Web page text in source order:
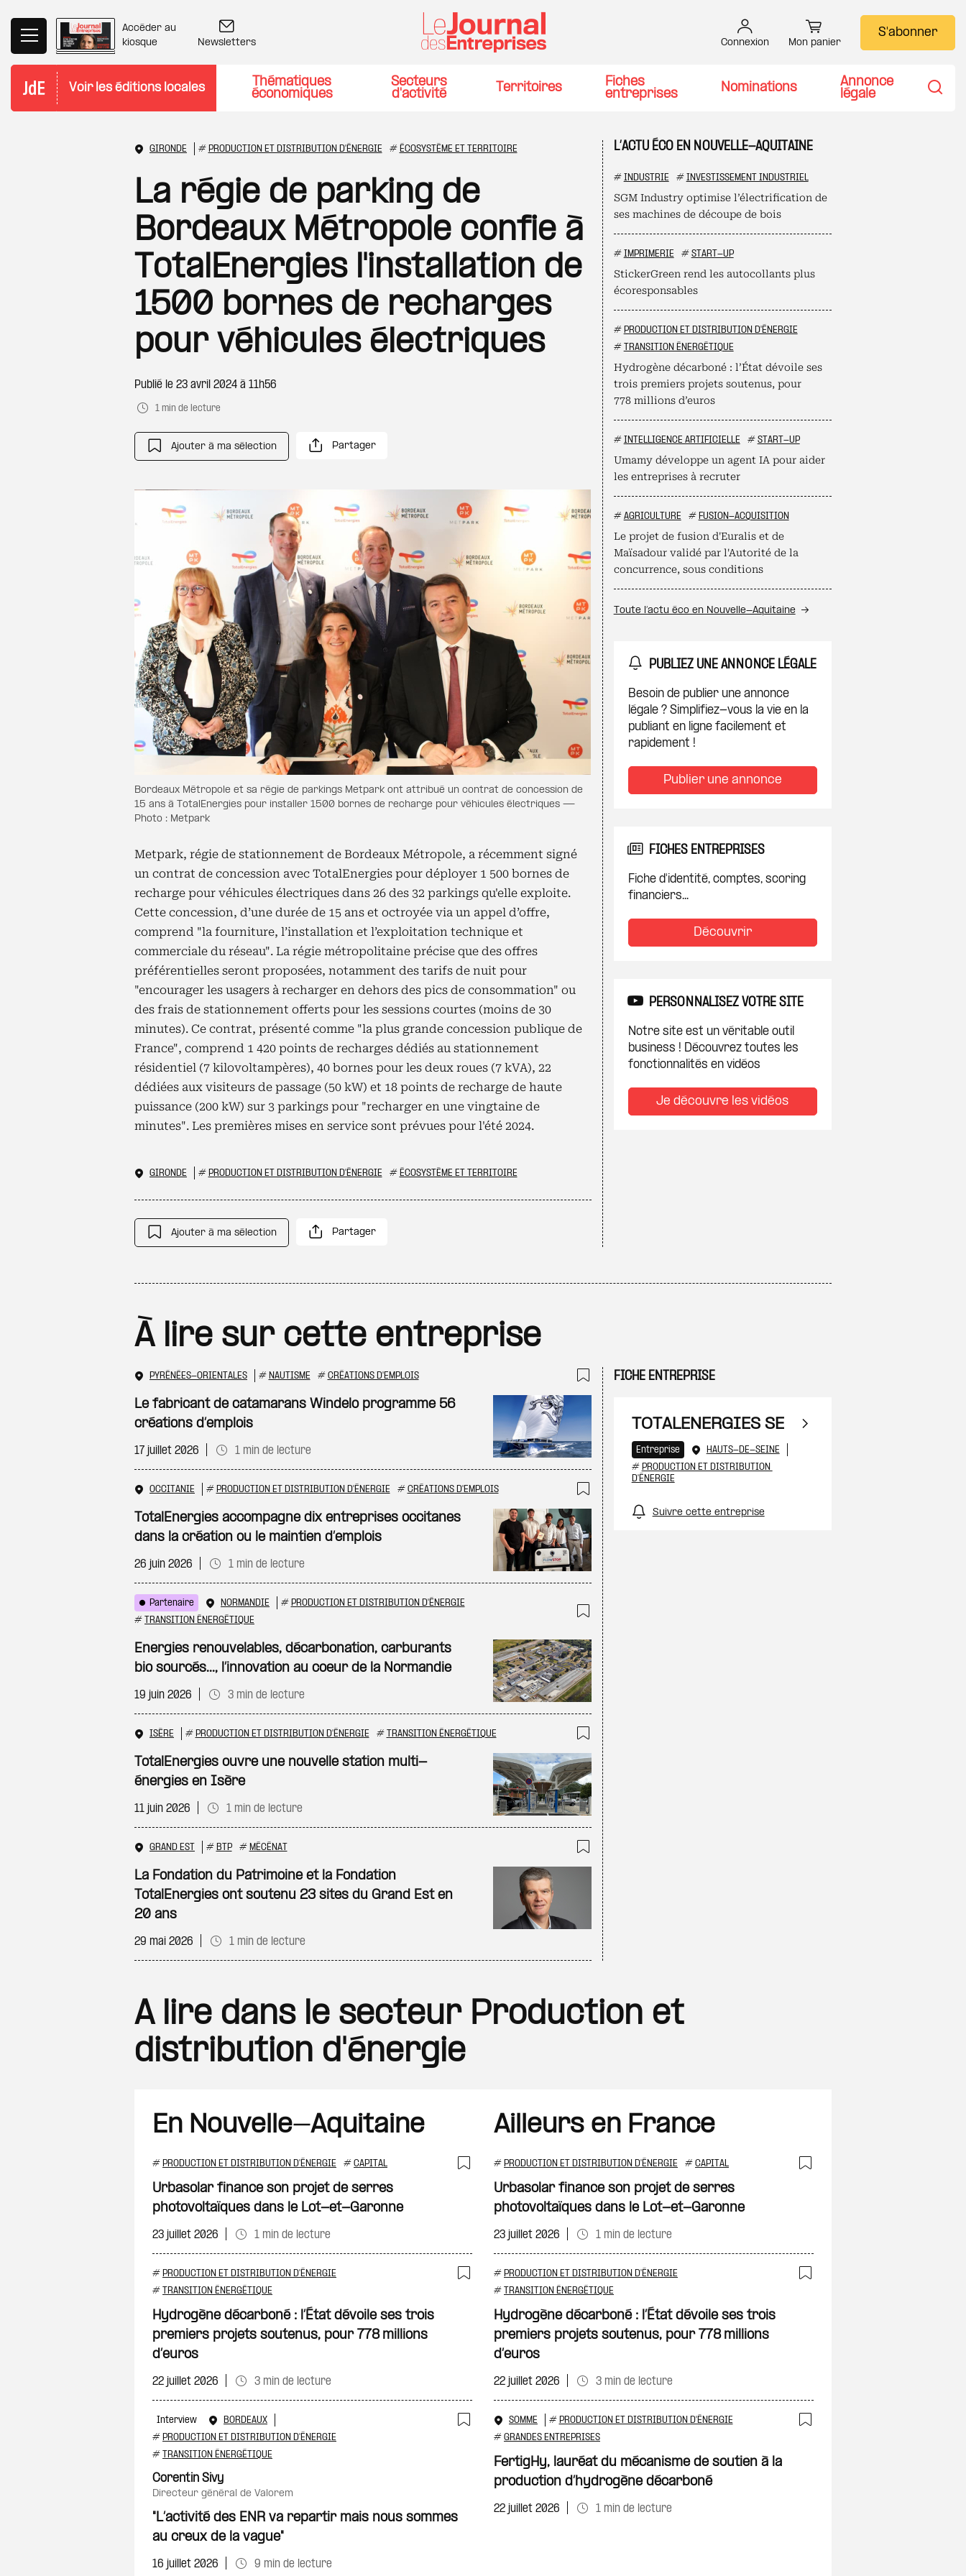
Accéder au
kiosque
Newsletters Connexion Mon panier
S'abonner
Voir les éditions locales
Thématiques
économiques
Secteurs
d'activité
Territoires
Fiches
entreprises
Nominations
Annonce
légale
GIRONDE # PRODUCTION ET DISTRIBUTION D'ÉNERGIE # ÉCOSYSTÈME ET TERRITOIRE
La régie de parking de
Bordeaux Métropole confie à
TotalEnergies l'installation de
1500 bornes de recharges
pour véhicules électriques
Publié le 23 avril 2024 à 11h56
1 min de lecture
Ajouter à ma sélection Partager
Bordeaux Métropole et sa régie de parkings Metpark ont attribué un contrat de concession de
15 ans à TotalEnergies pour installer 1500 bornes de recharge pour véhicules électriques —
Photo : Metpark
Metpark, régie de stationnement de Bordeaux Métropole, a récemment signé
un contrat de concession avec TotalEnergies pour déployer 1 500 bornes de
recharge pour véhicules électriques dans 26 des 32 parkings qu'elle exploite.
Cette concession, d’une durée de 15 ans et octroyée via un appel d’offre,
comprend "la fourniture, l’installation et l’exploitation technique et
commerciale du réseau". La régie métropolitaine précise que des offres
préférentielles seront proposées, notamment des tarifs de nuit pour
"encourager les usagers à recharger en dehors des pics de consommation" ou
des frais de stationnement offerts pour les sessions courtes (moins de 30
minutes). Ce contrat, présenté comme "la plus grande concession publique de
France", comprend 1 420 points de recharges dédiés au stationnement
résidentiel (7 kilovoltampères), 40 bornes pour les deux roues (7 kVA), 22
dédiées aux visiteurs de passage (50 kW) et 18 points de recharge de haute
puissance (200 kW) sur 3 parkings pour "recharger en une vingtaine de
minutes". Les premières mises en service sont prévues pour l'été 2024.
GIRONDE # PRODUCTION ET DISTRIBUTION D'ÉNERGIE # ÉCOSYSTÈME ET TERRITOIRE
Ajouter à ma sélection Partager
L’ACTU ÉCO EN NOUVELLE-AQUITAINE
# INDUSTRIE # INVESTISSEMENT INDUSTRIEL
SGM Industry optimise l’électrification de
ses machines de découpe de bois
# IMPRIMERIE # START-UP
StickerGreen rend les autocollants plus
écoresponsables
# PRODUCTION ET DISTRIBUTION D'ÉNERGIE
# TRANSITION ÉNERGÉTIQUE
Hydrogène décarboné : l’État dévoile ses
trois premiers projets soutenus, pour
778 millions d’euros
# INTELLIGENCE ARTIFICIELLE # START-UP
Umamy développe un agent IA pour aider
les entreprises à recruter
# AGRICULTURE # FUSION-ACQUISITION
Le projet de fusion d'Euralis et de
Maïsadour validé par l'Autorité de la
concurrence, sous conditions
Toute l’actu éco en Nouvelle-Aquitaine
PUBLIEZ UNE ANNONCE LÉGALE
Besoin de publier une annonce
légale ? Simplifiez-vous la vie en la
publiant en ligne facilement et
rapidement !
Publier une annonce
FICHES ENTREPRISES
Fiche d'identité, comptes, scoring
financiers...
Découvrir
PERSONNALISEZ VOTRE SITE
Notre site est un véritable outil
business ! Découvrez toutes les
fonctionnalités en vidéos
Je découvre les vidéos
À lire sur cette entreprise
PYRÉNÉES-ORIENTALES # NAUTISME # CRÉATIONS D'EMPLOIS
Ajouter à ma sélection
Le fabricant de catamarans Windelo programme 56
créations d’emplois
17 juillet 2026 1 min de lecture
OCCITANIE # PRODUCTION ET DISTRIBUTION D'ÉNERGIE # CRÉATIONS D'EMPLOIS
Ajouter à ma sélection
TotalEnergies accompagne dix entreprises occitanes
dans la création ou le maintien d’emplois
26 juin 2026 1 min de lecture
Partenaire NORMANDIE # PRODUCTION ET DISTRIBUTION D'ÉNERGIE
# TRANSITION ÉNERGÉTIQUE
Ajouter à ma sélection
Energies renouvelables, décarbonation, carburants
bio sourcés..., l’innovation au coeur de la Normandie
19 juin 2026 3 min de lecture
ISÈRE # PRODUCTION ET DISTRIBUTION D'ÉNERGIE # TRANSITION ÉNERGÉTIQUE
Ajouter à ma sélection
TotalEnergies ouvre une nouvelle station multi-
énergies en Isère
11 juin 2026 1 min de lecture
GRAND EST # BTP # MÉCÉNAT
Ajouter à ma sélection
La Fondation du Patrimoine et la Fondation
TotalEnergies ont soutenu 23 sites du Grand Est en
20 ans
29 mai 2026 1 min de lecture
FICHE ENTREPRISE
TOTALENERGIES SE
Entreprise
HAUTS-DE-SEINE
# PRODUCTION ET DISTRIBUTION
D'ÉNERGIE
Suivre cette entreprise
A lire dans le secteur Production et
distribution d'énergie
En Nouvelle-Aquitaine
# PRODUCTION ET DISTRIBUTION D'ÉNERGIE # CAPITAL
Ajouter à ma sélection
Urbasolar finance son projet de serres
photovoltaïques dans le Lot-et-Garonne
23 juillet 2026 1 min de lecture
# PRODUCTION ET DISTRIBUTION D'ÉNERGIE
# TRANSITION ÉNERGÉTIQUE Ajouter à ma sélection
Hydrogène décarboné : l’État dévoile ses trois
premiers projets soutenus, pour 778 millions
d’euros
22 juillet 2026 3 min de lecture
Interview
BORDEAUX
# PRODUCTION ET DISTRIBUTION D'ÉNERGIE
# TRANSITION ÉNERGÉTIQUE
Ajouter à ma sélection
Corentin Sivy
directeur général de Valorem
"L’activité des ENR va repartir mais nous sommes
au creux de la vague"
16 juillet 2026 9 min de lecture
Ailleurs en France
# PRODUCTION ET DISTRIBUTION D'ÉNERGIE # CAPITAL
Urbasolar finance son projet de serres
photovoltaïques dans le Lot-et-Garonne
23 juillet 2026 1 min de lecture
# PRODUCTION ET DISTRIBUTION D'ÉNERGIE
# TRANSITION ÉNERGÉTIQUE
Hydrogène décarboné : l’État dévoile ses trois
premiers projets soutenus, pour 778 millions
d’euros
22 juillet 2026 3 min de lecture
SOMME # PRODUCTION ET DISTRIBUTION D'ÉNERGIE
# GRANDES ENTREPRISES
FertigHy, lauréat du mécanisme de soutien à la
production d’hydrogène décarboné
22 juillet 2026 1 min de lecture